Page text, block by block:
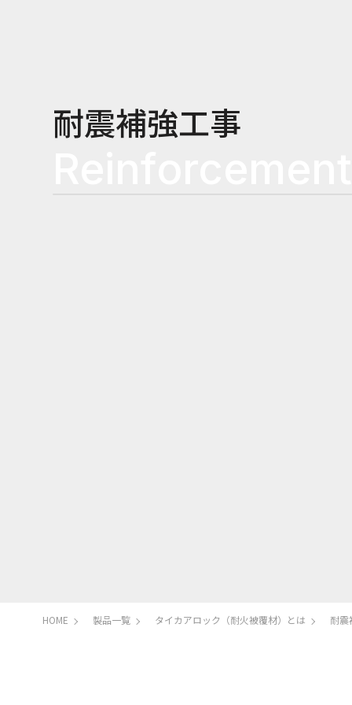
耐震補強工事
HOME 製品一覧 タイカアロック（耐火被覆材）とは 耐震